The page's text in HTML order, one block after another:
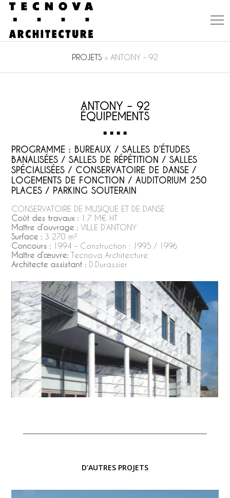
PROJETS » ANTONY – 92
ANTONY – 92
ÉQUIPEMENTS
PROGRAMME : BUREAUX / SALLES D’ÉTUDES
BANALISÉES / SALLES DE RÉPÉTITION / SALLES
SPÉCIALISÉES / CONSERVATOIRE DE DANSE /
LOGEMENTS DE FONCTION / AUDITORIUM 250
PLACES / PARKING SOUTERAIN
CONSERVATOIRE DE MUSIQUE ET DE DANSE
Coût des travaux : 1.7 M€ HT
Maître d’ouvrage : VILLE D’ANTONY
Surface : 3 270 m²
Concours : 1994 – Construction : 1995 / 1996
Maître d’œuvre: Tecnova Architecture
Architecte assistant : D.Durassier
D'AUTRES PROJETS